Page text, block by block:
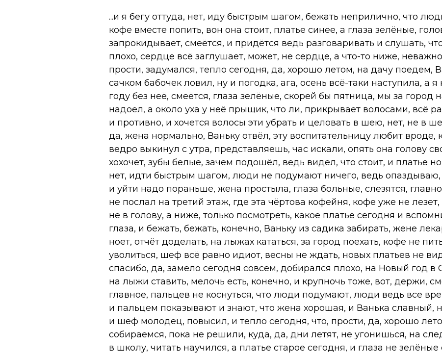
...и я бегу оттуда, нет, иду быстрым шагом, бежать неприлично, что
кофе вместе попить, вон она стоит, платье синее, а глаза зелёные,
запрокидывает, смеётся, и придётся ведь разговаривать и слушать,
плохо, сердце всё заглушает, может, не сердце, а что-то ниже,
прости, задумался, тепло сегодня, да, хорошо летом, на дачу поедем,
сачком бабочек ловил, ну и погодка, ага, осень всё-таки наступила, а я
году без неё, смеётся, глаза зелёные, скорей бы пятница, мы за город
надоел, а около уха у неё прыщик, что ли, прикрывает волосами, всё
и противно, и хочется волосы эти убрать и целовать в шею, нет, не в
да, жена нормально, Ваньку отвёл, эту воспитательницу любит вроде,
ведро выкинул с утра, представляешь, час искали, опять она голову
хохочет, зубы белые, зачем подошёл, ведь видел, что стоит, и платье
нет, идти быстрым шагом, люди не подумают ничего, ведь опаздываю,
и уйти надо пораньше, жена простыла, глаза больные, слезятся,
не послал на третий этаж, где эта чёртова кофейня, кофе уже не
не в голову, а ниже, только посмотреть, какое платье сегодня и
глаза, и бежать, бежать, конечно, Ваньку из садика забирать, жене
ноет, отчёт доделать, на лыжах кататься, за город поехать, кофе не
уволиться, шеф всё равно идиот, весны не ждать, новых платьев не
спасибо, да, замело сегодня совсем, добирался плохо, на Новый год в
на лыжи ставить, мелочь есть, конечно, и крупночь тоже, вот, держи,
главное, пальцев не коснуться, что люди подумают, люди ведь все
и пальцем показывают и знают, что жена хорошая, и Ванька славный,
и шеф молодец, повысил, и тепло сегодня, что, прости, да, хорошо
собираемся, пока не решили, куда, да, дни летят, не угонишься, на
в школу, читать научился, а платье старое сегодня, и глаза не